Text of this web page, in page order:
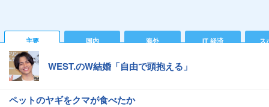
主要 国内 海外 IT 経済 ス
WEST.のW結婚「自由で頭抱える」
ペットのヤギをクマが食べたか